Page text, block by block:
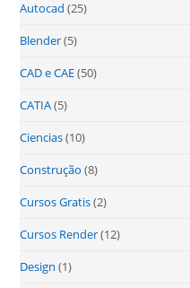
Autocad (25)
Blender(5)
CAD e CAE(50)
CATIA(5)
Ciencias(10)
Construção (8)
Cursos Gratis(2)
Cursos Render(12)
Design (1)